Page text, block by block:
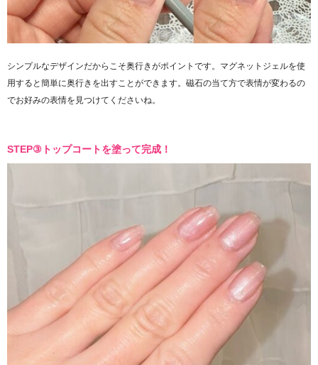
シンプルなデザインだからこそ奥行きがポイントです。マグネットジェルを使
用すると簡単に奥行きを出すことができます。磁石の当て方で表情が変わるの
でお好みの表情を見つけてくださいね。
STEP③トップコートを塗って完成！